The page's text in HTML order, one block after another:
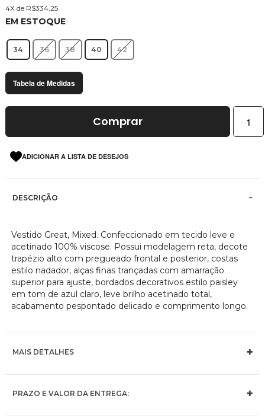
4X de R$334,25
EM ESTOQUE
34 36 38 40 42
Tabela de Medidas
Comprar
ADICIONAR A LISTA DE DESEJOS
DESCRIÇÃO
Vestido Great, Mixed. Confeccionado em tecido leve e
acetinado 100% viscose. Possui modelagem reta, decote
trapézio alto com pregueado frontal e posterior, costas
estilo nadador, alças finas trançadas com amarração
superior para ajuste, bordados decorativos estilo paisley
em tom de azul claro, leve brilho acetinado total,
acabamento pespontado delicado e comprimento longo.
MAIS DETALHES
PRAZO E VALOR DA ENTREGA: